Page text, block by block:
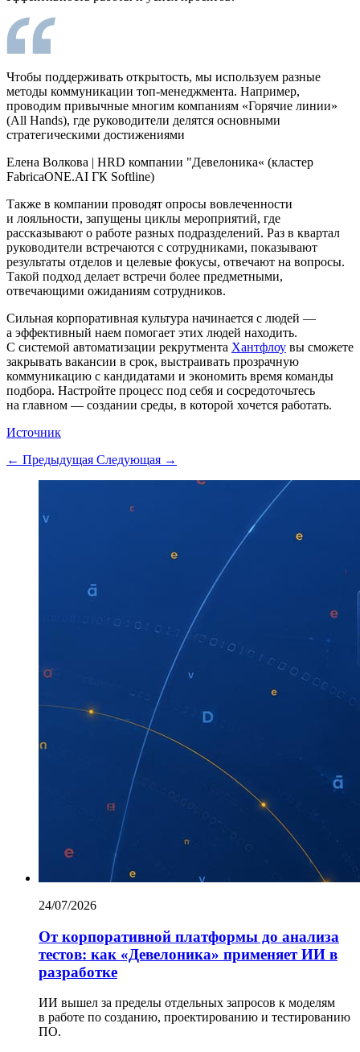
Чтобы поддерживать открытость, мы используем разные
методы коммуникации топ-менеджмента. Например,
проводим привычные многим компаниям «Горячие линии»
(All Hands), где руководители делятся основными
стратегическими достижениями
Елена Волкова | HRD компании "Девелоника‎«‎ (кластер
FabricaONE.AI ГК Softline)
Также в компании проводят опросы вовлеченности
и лояльности, запущены циклы мероприятий, где
рассказывают о работе разных подразделений. Раз в квартал
руководители встречаются с сотрудниками, показывают
результаты отделов и целевые фокусы, отвечают на вопросы.
Такой подход делает встречи более предметными,
отвечающими ожиданиям сотрудников.
Сильная корпоративная культура начинается с людей —
а эффективный наем помогает этих людей находить.
С системой автоматизации рекрутмента Хантфлоу вы сможете
закрывать вакансии в срок, выстраивать прозрачную
коммуникацию с кандидатами и экономить время команды
подбора. Настройте процесс под себя и сосредоточьтесь
на главном — создании среды, в которой хочется работать.
Источник
← Предыдущая Следующая →
24/07/2026
От корпоративной платформы до анализа
тестов: как «Девелоника» применяет ИИ в
разработке
ИИ вышел за пределы отдельных запросов к моделям
в работе по созданию, проектированию и тестированию
ПО.